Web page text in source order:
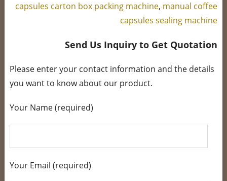
capsules carton box packing machine, manual coffee
capsules sealing machine
Send Us Inquiry to Get Quotation
Please enter your contact information and the details
you want to know about our product.
Your Name (required)
Your Email (required)